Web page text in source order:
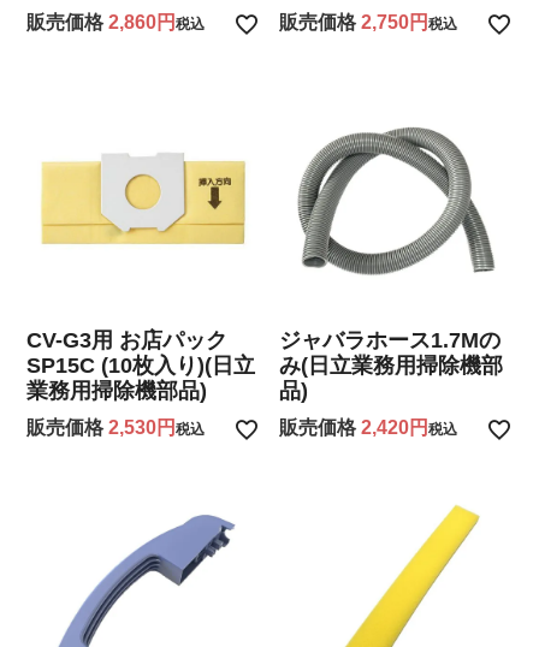
販売価格 2,860 税込 販売価格 2,750 税込
CV-G3用 お店パック
SP15C (10枚入り)(日立
業務用掃除機部品)
販売価格 2,530 税込
ジャバラホース1.7Mの
み(日立業務用掃除機部
品)
販売価格 2,420 税込